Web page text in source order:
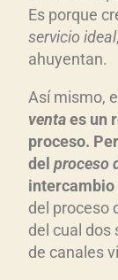
Es porque
servicio ideal
ahuyentan.
Así mismo,
ventaes un
proceso.
del proceso
intercambio
del proceso
del cual dos
de canales